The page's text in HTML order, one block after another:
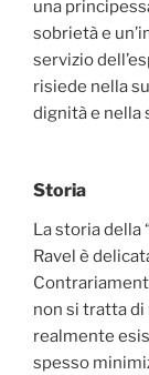
una
sobrietà e
servizio
risiede nella
dignità e nella
Storia
La storia della
Ravel è
non si tratta
realmente
spesso